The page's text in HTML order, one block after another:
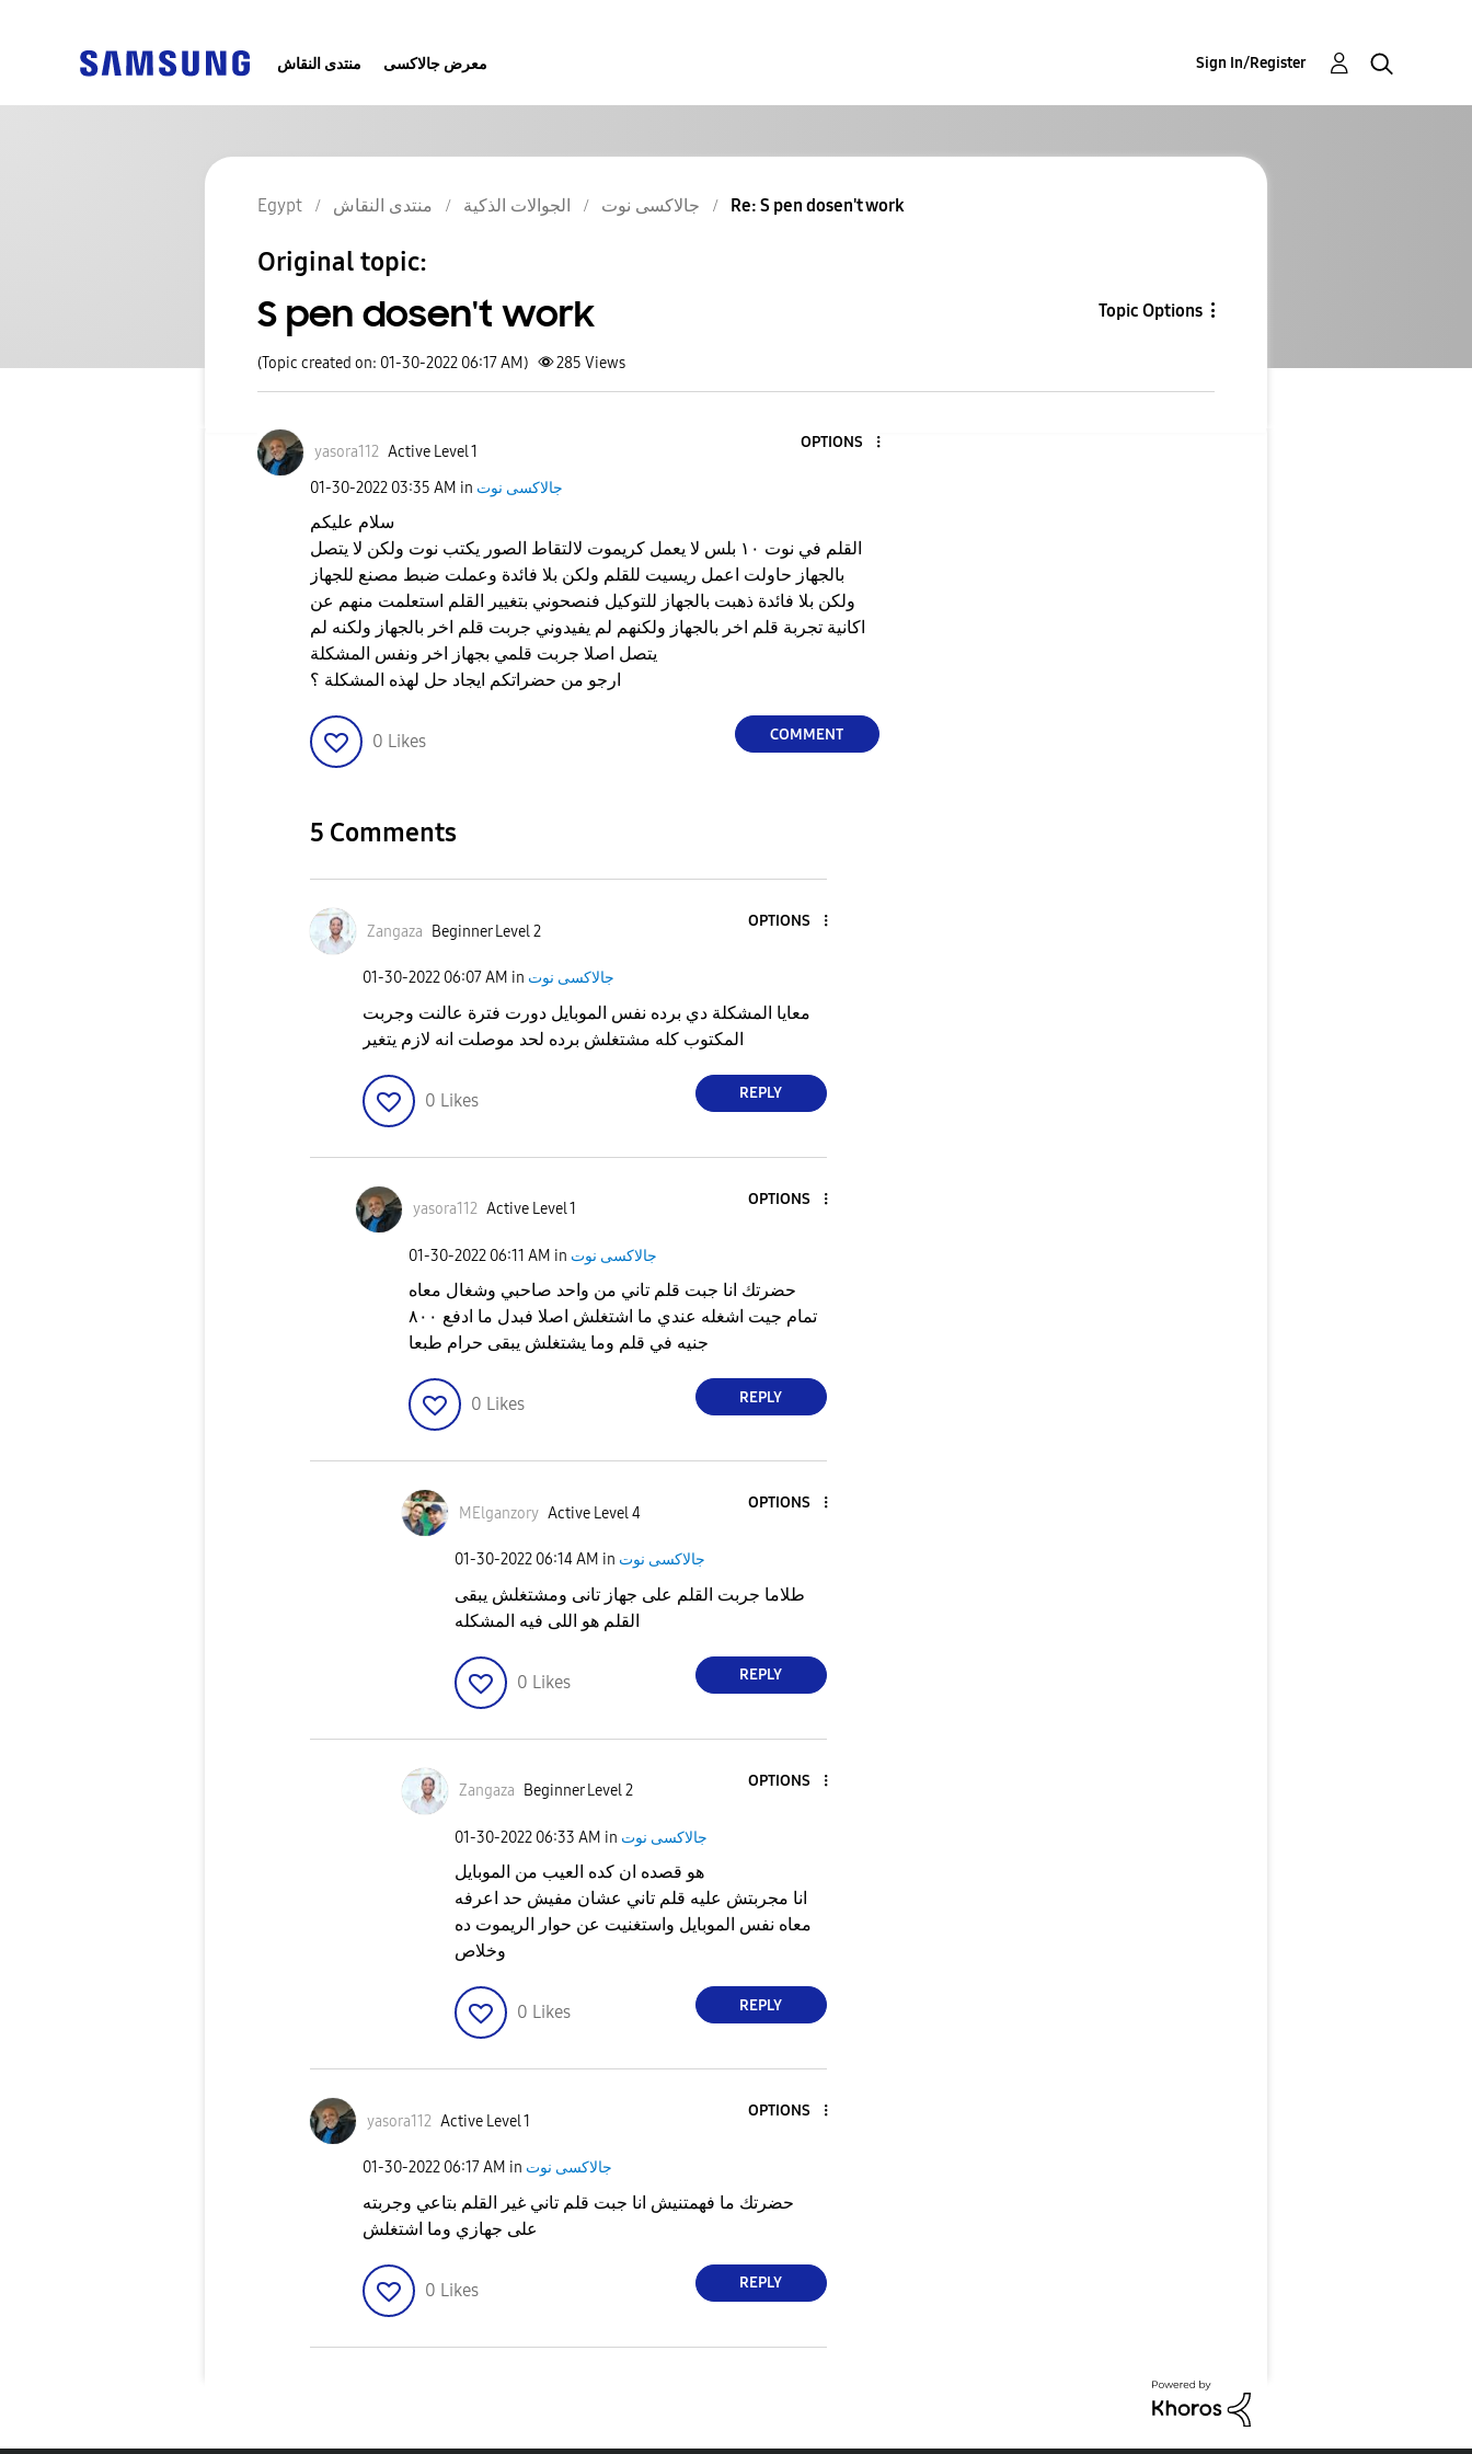
منتدى النقاش معرض جالاكسى Sign In/Register
Egypt منتدى النقاش الجوالات الذكية جالاكسى نوت Re: S pen dosen't work
Original topic:
S pen dosen't work Topic Options
(Topic created on: 01-30-2022 06:17 AM) 285 Views
yasora112 Active Level 1
OPTIONS
‎01-30-2022 03:35 AM in جالاكسى نوت
القلم في نوت ١٠ بلس لا يعمل كريموت لالتقاط الصور يكتب نوت ولكن لا يتصل
بالجهاز حاولت اعمل ريسيت للقلم ولكن بلا فائدة وعملت ضبط مصنع للجهاز
ولكن بلا فائدة ذهبت بالجهاز للتوكيل فنصحوني بتغيير القلم استعلمت منهم عن
اكانية تجربة قلم اخر بالجهاز ولكنهم لم يفيدوني جربت قلم اخر بالجهاز ولكنه لم
ارجو من حضراتكم ايجاد حل لهذه المشكلة ؟
0 Likes COMMENT
5 Comments
Zangaza Beginner Level 2
OPTIONS
‎01-30-2022 06:07 AM in جالاكسى نوت
معايا المشكلة دي برده نفس الموبايل دورت فترة عالنت وجربت
المكتوب كله مشتغلش برده لحد موصلت انه لازم يتغير
0 Likes REPLY
yasora112 Active Level 1
OPTIONS
‎01-30-2022 06:11 AM in جالاكسى نوت
حضرتك انا جبت قلم تاني من واحد صاحبي وشغال معاه
تمام جيت اشغله عندي ما اشتغلش اصلا فبدل ما ادفع ٨٠٠
جنيه في قلم وما يشتغلش يبقى حرام طبعا
0 Likes REPLY
MElganzory Active Level 4
OPTIONS
‎01-30-2022 06:14 AM in جالاكسى نوت
طلاما جربت القلم على جهاز تانى ومشتغلش يبقى
القلم هو اللى فيه المشكله
0 Likes REPLY
Zangaza Beginner Level 2
OPTIONS
‎01-30-2022 06:33 AM in جالاكسى نوت
هو قصده ان كده العيب من الموبايل
انا مجربتش عليه قلم تاني عشان مفيش حد اعرفه
معاه نفس الموبايل واستغنيت عن حوار الريموت ده
وخلاص
0 Likes REPLY
yasora112 Active Level 1
OPTIONS
‎01-30-2022 06:17 AM in جالاكسى نوت
حضرتك ما فهمتنيش انا جبت قلم تاني غير القلم بتاعي وجربته
على جهازي وما اشتغلش
0 Likes REPLY